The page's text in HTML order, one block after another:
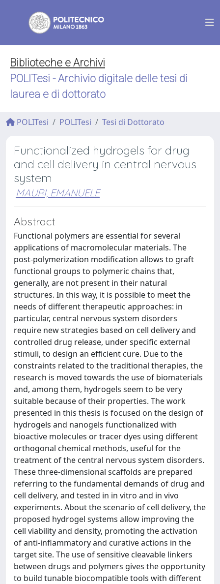
Biblioteche e Archivi
POLITesi - Archivio digitale delle tesi di
laurea e di dottorato
POLITesi POLITesi Tesi di Dottorato
Functionalized hydrogels for drug
and cell delivery in central nervous
system
MAURI, EMANUELE
Abstract
Functional polymers are essential for several
applications of macromolecular materials. The
post-polymerization modification allows to graft
functional groups to polymeric chains that,
generally, are not present in their natural
structures. In this way, it is possible to meet the
needs of different therapeutic approaches: in
particular, central nervous system disorders
require new strategies based on cell delivery and
controlled drug release, under specific external
stimuli, to design an efficient cure. Due to the
constraints related to the traditional therapies, the
research is moved towards the use of biomaterials
and, among them, hydrogels seem to be very
suitable because of their properties. The work
presented in this thesis is focused on the design of
hydrogels and nanogels functionalized with
bioactive molecules or tracer dyes using different
orthogonal chemical methods, useful for the
treatment of the central nervous system disorders.
These three-dimensional scaffolds are prepared
referring to the fundamental demands of drug and
cell delivery, and tested in in vitro and in vivo
experiments. About the scenario of cell delivery, the
proposed hydrogel systems allow improving the
cell viability and density, promoting the activation
of anti-inflammatory and curative actions in the
target site. The use of sensitive cleavable linkers
between drugs and polymers gives the opportunity
to build tunable biocompatible tools with different